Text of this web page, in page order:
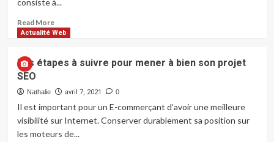
pour
performance
consiste à...
Read MoreRead
more
ce
faut
le
netlinking
Actualité Web
Les étapes à suivre pour mener à bien son projet
SEO
Nathalie avril 7, 2021 0
Il est important pour un E-commerçant d’avoir une meilleure
visibilité sur Internet. Conserver durablement sa position sur
les moteurs de...